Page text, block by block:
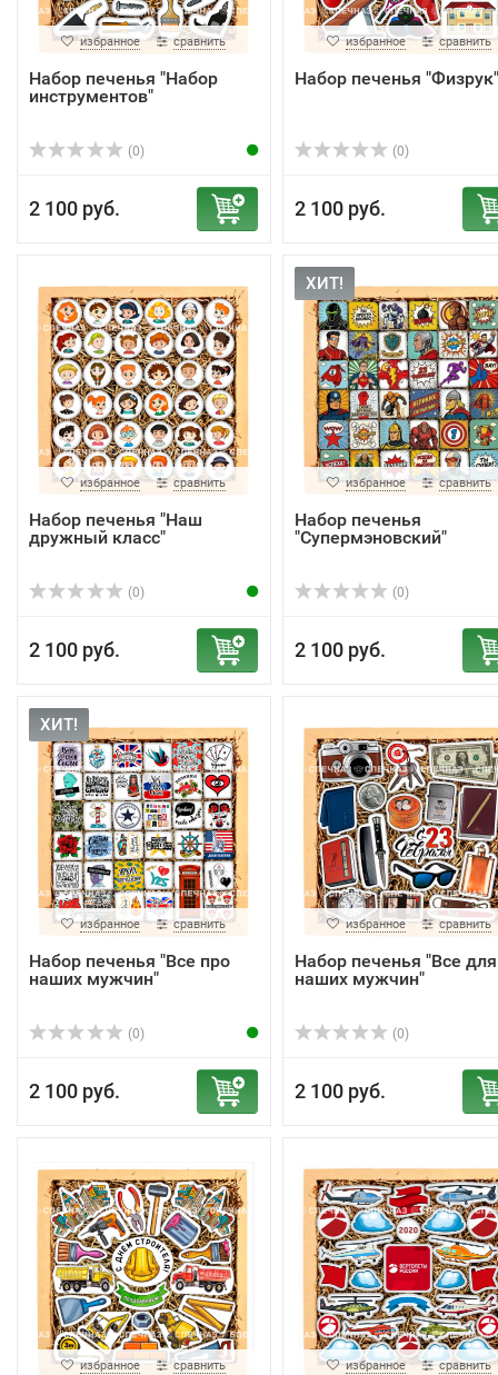
избранное сравнить
Набор печенья "Набор
инструментов"
(0)
2 100 руб.
избранное сравнить
Набор печенья "Физрук"
(0)
2 100 руб.
избранное сравнить
Набор печенья "Наш
дружный класс"
(0)
2 100 руб.
ХИТ!
избранное сравнить
Набор печенья
"Супермэновский"
(0)
2 100 руб.
ХИТ!
избранное сравнить
Набор печенья "Все про
наших мужчин"
(0)
2 100 руб.
избранное сравнить
Набор печенья "Все для
наших мужчин"
(0)
2 100 руб.
избранное сравнить избранное сравнить